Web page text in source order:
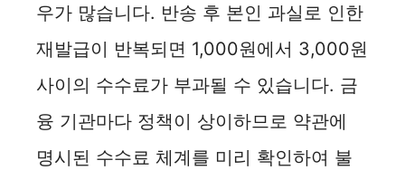
우가 많습니다. 반송 후 본인 과실로 인한
재발급이 반복되면 1,000원에서 3,000원
사이의 수수료가 부과될 수 있습니다. 금
융 기관마다 정책이 상이하므로 약관에
명시된 수수료 체계를 미리 확인하여 불